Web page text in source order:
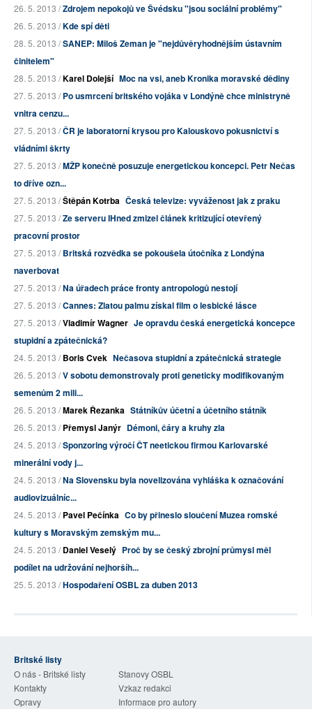
26. 5. 2013 /Zdrojem nepokojů ve Švédsku "jsou sociální problémy"
26. 5. 2013 /Kde spí děti
28. 5. 2013 /SANEP: Miloš Zeman je "nejdůvěryhodnějším ústavním
činitelem"
28. 5. 2013 /Karel Dolejší Moc na vsi, aneb Kronika moravské dědiny
27. 5. 2013 /Po usmrcení britského vojáka v Londýně chce ministryně
vnitra cenzu...
27. 5. 2013 /ČR je laboratorní krysou pro Kalouskovo pokusnictví s
vládními škrty
27. 5. 2013 /MŽP konečně posuzuje energetickou koncepci. Petr Nečas
to dříve ozn...
27. 5. 2013 /Štěpán Kotrba Česká televize: vyváženost jak z praku
27. 5. 2013 /Ze serveru IHned zmizel článek kritizující otevřený
pracovní prostor
27. 5. 2013 /Britská rozvědka se pokoušela útočníka z Londýna
naverbovat
27. 5. 2013 /Na úřadech práce fronty antropologů nestojí
27. 5. 2013 /Cannes: Zlatou palmu získal film o lesbické lásce
27. 5. 2013 /Vladimír Wagner Je opravdu česká energetická koncepce
stupidní a zpátečnická?
24. 5. 2013 /Boris Cvek Nečasova stupidní a zpátečnická strategie
26. 5. 2013 /V sobotu demonstrovaly proti geneticky modifikovaným
semenům 2 mili...
26. 5. 2013 /Marek Řezanka Státníkův účetní a účetního státník
26. 5. 2013 /Přemysl Janýr Démoni, čáry a kruhy zla
24. 5. 2013 /Sponzoring výročí ČT neetickou firmou Karlovarské
minerální vody j...
24. 5. 2013 /Na Slovensku byla novelizována vyhláška k označování
audiovizuálníc...
24. 5. 2013 /Pavel Pečínka Co by přineslo sloučení Muzea romské
kultury s Moravským zemským mu...
24. 5. 2013 /Daniel Veselý Proč by se český zbrojní průmysl měl
podílet na udržování nejhoršíh...
25. 5. 2013 /Hospodaření OSBL za duben 2013
Britské listy
O nás - Britské listy
Stanovy OSBL
Kontakty
Vzkaz redakci
Opravy
Informace pro autory